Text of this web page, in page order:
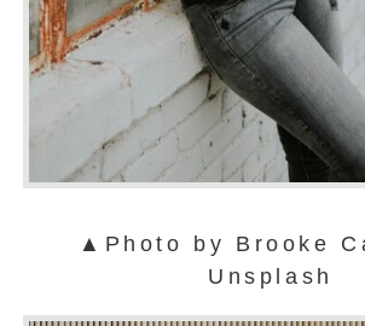
▲Photo by Brooke
Unsplash